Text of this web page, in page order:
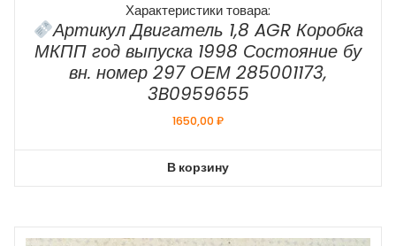
Характеристики товара:
Артикул Двигатель 1,8 AGR Коробка
МКПП год выпуска 1998 Состояние бу
вн. номер 297 ОЕМ 285001173,
3B0959655
1650,00₽
В корзину